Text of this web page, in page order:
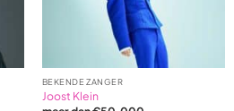
BEKENDE ZANGER
Joost Klein